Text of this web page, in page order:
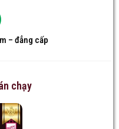
– đẳng cấp
chạy